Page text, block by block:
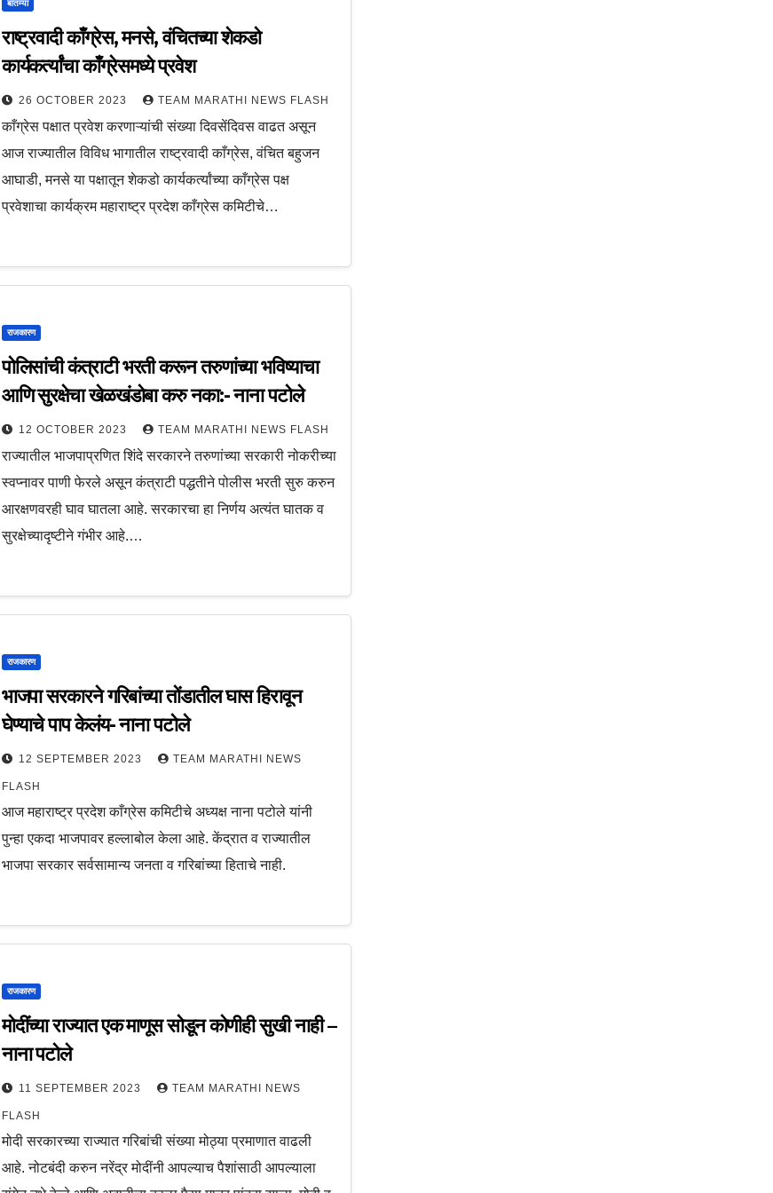
बातम्या
राष्ट्रवादी काँग्रेस, मनसे, वंचितच्या शेकडो
कार्यकर्त्यांचा काँग्रेसमध्ये प्रवेश
26 OCTOBER 2023 TEAM MARATHI NEWS FLASH
काँग्रेस पक्षात प्रवेश करणाऱ्यांची संख्या दिवसेंदिवस वाढत असून
आज राज्यातील विविध भागातील राष्ट्रवादी काँग्रेस, वंचित बहुजन
आघाडी, मनसे या पक्षातून शेकडो कार्यकर्त्यांच्या काँग्रेस पक्ष
प्रवेशाचा कार्यक्रम महाराष्ट्र प्रदेश काँग्रेस कमिटीचे…
राजकारण
पोलिसांची कंत्राटी भरती करून तरुणांच्या भविष्याचा
आणि सुरक्षेचा खेळखंडोबा करु नका:- नाना पटोले
12 OCTOBER 2023 TEAM MARATHI NEWS FLASH
राज्यातील भाजपाप्रणित शिंदे सरकारने तरुणांच्या सरकारी नोकरीच्या
स्वप्नावर पाणी फेरले असून कंत्राटी पद्धतीने पोलीस भरती सुरु करुन
आरक्षणवरही घाव घातला आहे. सरकारचा हा निर्णय अत्यंत घातक व
सुरक्षेच्यादृष्टीने गंभीर आहे.…
राजकारण
भाजपा सरकारने गरिबांच्या तोंडातील घास हिरावून
घेण्याचे पाप केलंय- नाना पटोले
12 SEPTEMBER 2023 TEAM MARATHI NEWS
FLASH
आज महाराष्ट्र प्रदेश काँग्रेस कमिटीचे अध्यक्ष नाना पटोले यांनी
पुन्हा एकदा भाजपावर हल्लाबोल केला आहे. केंद्रात व राज्यातील
भाजपा सरकार सर्वसामान्य जनता व गरिबांच्या हिताचे नाही.
राजकारण
मोदींच्या राज्यात एक माणूस सोडून कोणीही सुखी नाही –
नाना पटोले
11 SEPTEMBER 2023 TEAM MARATHI NEWS
FLASH
मोदी सरकारच्या राज्यात गरिबांची संख्या मोठ्या प्रमाणात वाढली
आहे. नोटबंदी करुन नरेंद्र मोदींनी आपल्याच पैशांसाठी आपल्याला